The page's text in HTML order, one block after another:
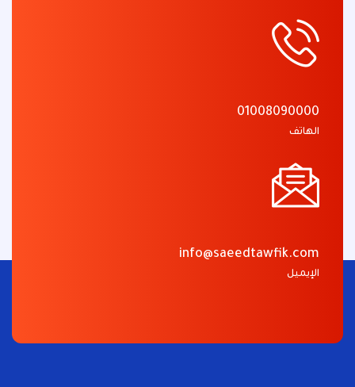
01008090000
الهاتف
info@saeedtawfik.com
الإيميل